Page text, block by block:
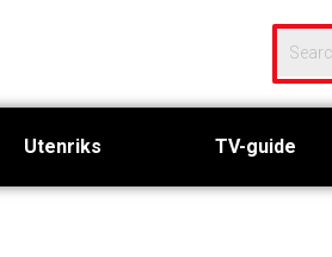
Utenriks TV-guide